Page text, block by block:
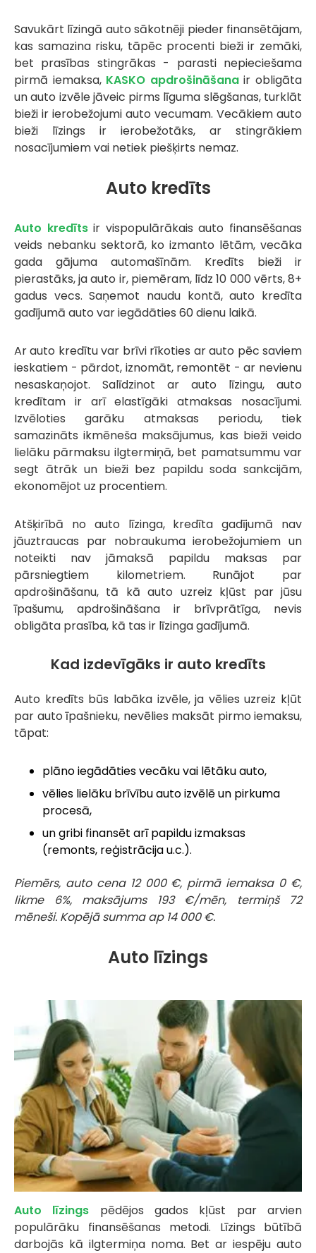
Savukārt līzingā auto sākotnēji pieder finansētājam,
kas samazina risku, tāpēc procenti bieži ir zemāki,
bet prasības stingrākas - parasti nepieciešama
pirmā iemaksa, KASKO apdrošināšanair obligāta
un auto izvēle jāveic pirms līguma slēgšanas, turklāt
bieži ir ierobežojumi auto vecumam. Vecākiem auto
bieži līzings ir ierobežotāks, ar stingrākiem
nosacījumiem vai netiek piešķirts nemaz.
Auto kredīts
Auto kredītsir vispopulārākais auto finansēšanas
veids nebanku sektorā, ko izmanto lētām, vecāka
gada gājuma automašīnām. Kredīts bieži ir
pierastāks, ja auto ir, piemēram, līdz 10 000 vērts, 8+
gadus vecs. Saņemot naudu kontā, auto kredīta
gadījumā auto var iegādāties 60 dienu laikā.
Ar auto kredītu var brīvi rīkoties ar auto pēc saviem
ieskatiem - pārdot, iznomāt, remontēt - ar nevienu
nesaskaņojot. Salīdzinot ar auto līzingu, auto
kredītam ir arī elastīgāki atmaksas nosacījumi.
Izvēloties garāku atmaksas periodu, tiek
samazināts ikmēneša maksājumus, kas bieži veido
lielāku pārmaksu ilgtermiņā, bet pamatsummu var
segt ātrāk un bieži bez papildu soda sankcijām,
ekonomējot uz procentiem.
Atšķirībā no auto līzinga, kredīta gadījumā nav
jāuztraucas par nobraukuma ierobežojumiem un
noteikti nav jāmaksā papildu maksas par
pārsniegtiem kilometriem. Runājot par
apdrošināšanu, tā kā auto uzreiz kļūst par jūsu
īpašumu, apdrošināšana ir brīvprātīga, nevis
obligāta prasība, kā tas ir līzinga gadījumā.
Kad izdevīgāks ir auto kredīts
Auto kredīts būs labāka izvēle, ja vēlies uzreiz kļūt
par auto īpašnieku, nevēlies maksāt pirmo iemaksu,
tāpat:
plāno iegādāties vecāku vai lētāku auto,
vēlies lielāku brīvību auto izvēlē un pirkuma
procesā,
un gribi finansēt arī papildu izmaksas
(remonts, reģistrācija u.c.).
Piemērs, auto cena 12 000 €, pirmā iemaksa 0 €,
likme 6%, maksājums 193 €/mēn, termiņš 72
mēneši. Kopējā summa ap 14 000 €.
Auto līzings
Auto līzings pēdējos gados kļūst par arvien
populārāku finansēšanas metodi. Līzings būtībā
darbojās kā ilgtermiņa noma. Bet ar iespēju auto